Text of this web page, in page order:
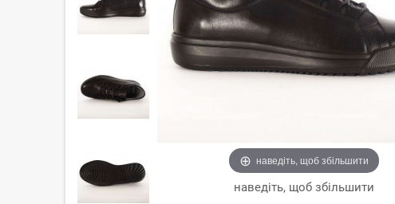
наведіть, щоб збільшити
наведіть, щоб збільшити